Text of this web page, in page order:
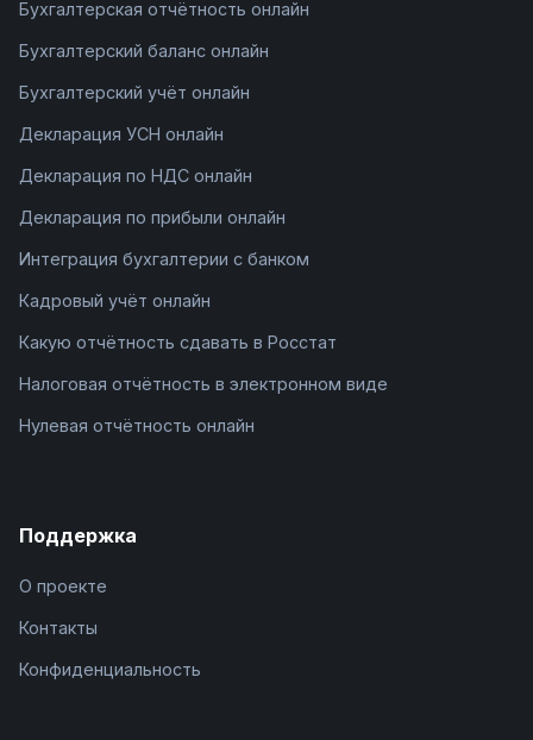
Бухгалтерская отчётность онлайн
Бухгалтерский баланс онлайн
Бухгалтерский учёт онлайн
Декларация УСН онлайн
Декларация по НДС онлайн
Декларация по прибыли онлайн
Интеграция бухгалтерии с банком
Кадровый учёт онлайн
Какую отчётность сдавать в Росстат
Налоговая отчётность в электронном виде
Нулевая отчётность онлайн
Поддержка
О проекте
Контакты
Конфиденциальность